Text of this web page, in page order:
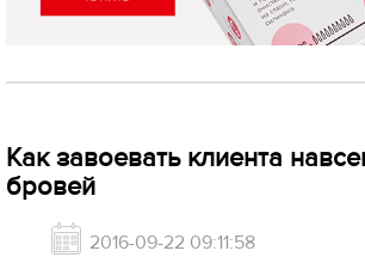
Как завоевать клиента
бровей
2016-09-22 09:11:58